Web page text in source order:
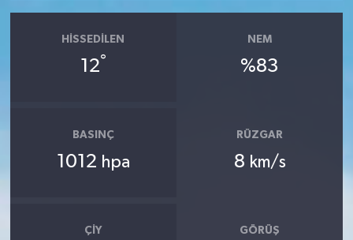
HISSEDILEN
12°
NEM
%83
BASINÇ
1012 hpa
RÜZGAR
8 km/s
ÇIY GÖRÜŞ